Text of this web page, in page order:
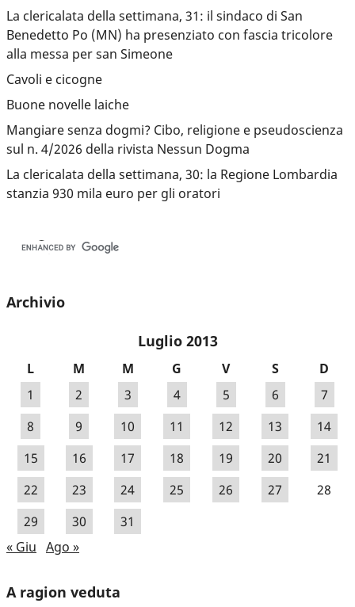
La clericalata della settimana, 31: il sindaco di San
Benedetto Po (MN) ha presenziato con fascia tricolore
alla messa per san Simeone
Cavoli e cicogne
Buone novelle laiche
Mangiare senza dogmi? Cibo, religione e pseudoscienza
sul n. 4/2026 della rivista Nessun Dogma
La clericalata della settimana, 30: la Regione Lombardia
stanzia 930 mila euro per gli oratori
Archivio
Luglio 2013
L M M G V S
D
1
2 3 4 5 6
7
8
9 10 11 12 13
14
15
16 17 18 19 20
21
22
23 24 25 26 27
28
29
30
31
« Giu Ago »
A ragion veduta